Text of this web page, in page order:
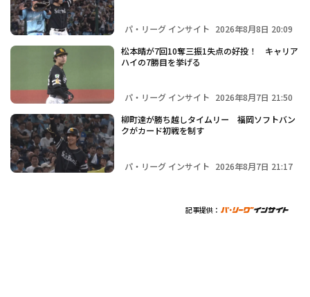
パ・リーグ インサイト 2026年8月8日 20:09
松本晴が7回10奪三振1失点の好投！ キャリア
ハイの7勝目を挙げる
パ・リーグ インサイト 2026年8月7日 21:50
柳町達が勝ち越しタイムリー 福岡ソフトバン
クがカード初戦を制す
パ・リーグ インサイト 2026年8月7日 21:17
記事提供：